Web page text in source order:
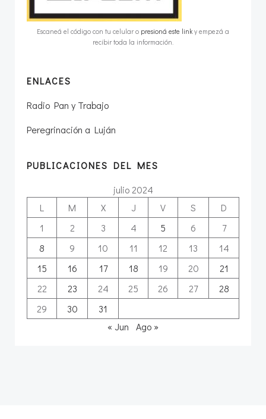
Escaneá el código con tu celular o presioná este link y empezá a
recibir toda la información.
ENLACES
Radio Pan y Trabajo
Peregrinación a Luján
PUBLICACIONES DEL MES
julio 2024
L
M X J V S
D
1
2 3 4 5 6
7
8
9 10 11 12 13
14
15
16 17 18 19 20
21
22
23 24 25 26 27
28
29
30
31
« Jun
Ago »